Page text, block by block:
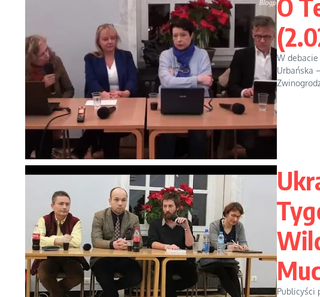
O
W debacie
Urbańska
Publicyści